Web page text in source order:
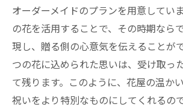
オーダーメイドのプランを用意してい
の花を活用することで、その時期なら
現し、贈る側の心意気を伝えることが
つの花に込められた思いは、受け取っ
て残ります。このように、花屋の温か
祝いをより特別なものにしてくれるの